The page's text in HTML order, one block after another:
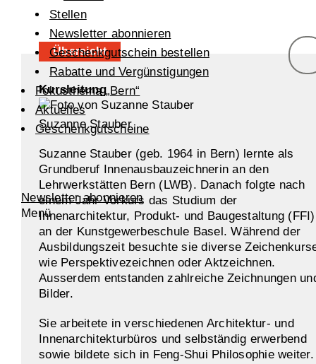
Stellen
Newsletter abonnieren
Geschenkgutschein bestellen
Rabatte und Vergünstigungen
Fokusthema „Bern“
Aktuelles
Geschenkgutscheine
Newsletter abonnieren
Menü
Übersicht
Kursleitung
Suzanne Stauber
Suzanne Stauber (geb. 1964 in Bern) lernte als
Grundberuf Innenausbauzeichnerin an den
Lehrwerkstätten Bern (LWB). Danach folgte nach
einem Jahr Vorkurs das Studium der
Innenarchitektur, Produkt- und Baugestaltung (FFI)
an der Kunstgewerbeschule Basel. Während der
Ausbildungszeit besuchte sie diverse
wie Perspektivezeichnen oder Aktzeichnen.
Ausserdem entstanden zahlreiche Zeichnungen
Bilder.
Sie arbeitete in verschiedenen Architektur- und
Innenarchitekturbüros und selbständig erwerbend
sowie bildete sich in Feng-Shui Philosophie weiter.